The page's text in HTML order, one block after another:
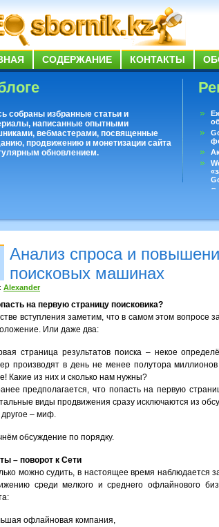
СОДЕРЖАНИЕ КОНТАКТЫ
собраны избранные статьи и
написанные опытными
вебмастерами, посвященные
продвижению и монетизации сайта
обновлением.
Анализ спроса и
поисковых машинах
Alexander
на первую страницу поисковика?
вступления заметим, что в самом этом вопросе
Или даже два:
страница результатов поиска – некое
производят в день не менее полутора
Какие из них и сколько нам нужны?
предполагается, что попасть на первую
виды продвижения сразу исключаются из
другое – миф.
обсуждение по порядку.
– поворот к Сети
можно судить, в настоящее время наблюдается
среди мелкого и среднего офлайнового
офлайновая компания,